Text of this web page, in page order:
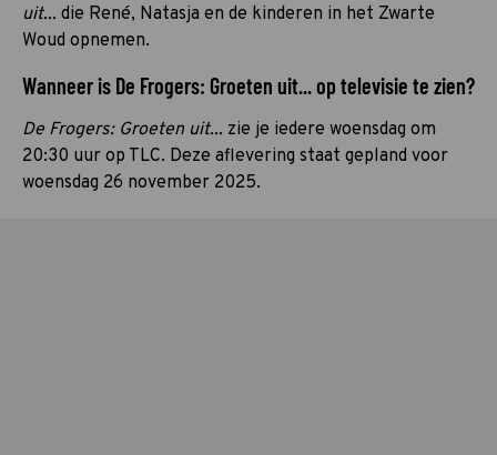
uit... die René, Natasja en de kinderen in het Zwarte
Woud opnemen.
Wanneer is De Frogers: Groeten uit... op televisie te zien?
De Frogers: Groeten uit... zie je iedere woensdag om
20:30 uur op TLC. Deze aflevering staat gepland voor
woensdag 26 november 2025.